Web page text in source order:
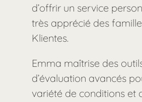
d’offrir un service
très apprécié des
Klientes.
Emma maîtrise des
d’évaluation avancés
variété de conditions et